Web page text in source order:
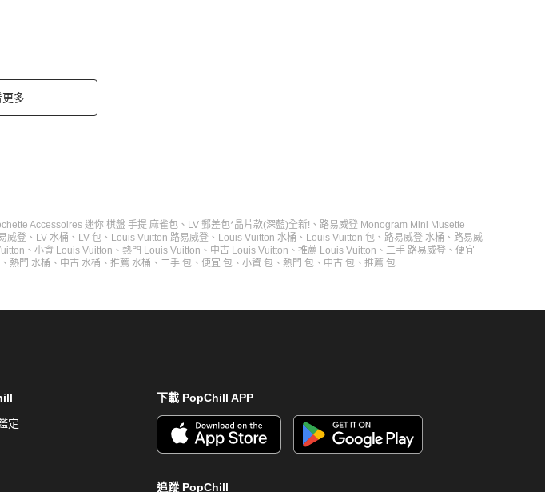
更多
Accessoires 迷你 棋盤 手提 麻雀包 、 LV 郵差包*晶片款(深藍)全新! 、 路易威登 Monogram Mini Musette
威登 、 LV 水桶 、 LV 包 、 Louis Vuitton 路易威登 、 Louis Vuitton 水桶 、 Louis Vuitton 包 、 路易威登 水桶 、 路易威
、 小資 Louis Vuitton 、 熱門 Louis Vuitton 、 中古 Louis Vuitton 、 推薦 Louis Vuitton 、 二手 路易威登 、 便宜
、 熱門 水桶 、 中古 水桶 、 推薦 水桶 、 二手 包 、 便宜 包 、 小資 包 、 熱門 包 、 中古 包 、 推薦 包
下載 PopChill APP
追蹤 PopChill
定